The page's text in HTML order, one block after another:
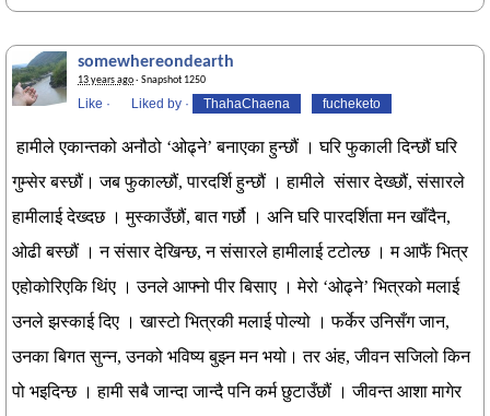
somewhereondearth
13 years ago· Snapshot 1250
Like · Liked by · ThahaChaena fucheketo
हामीले एकान्तको अनौठो ‘ओढ्ने’ बनाएका हुन्छौं । घरि फुकाली दिन्छौं घरि
गुम्सेर बस्छौं। जब फुकाल्छौं, पारदर्शि हुन्छौं । हामीले संसार देख्छौं, संसारले
हामीलाई देख्दछ । मुस्काउँछौं, बात गर्छौ । अनि घरि पारदर्शिता मन खाँदैन,
ओढी बस्छौं । न संसार देखिन्छ, न संसारले हामीलाई टटोल्छ । म आफैं भित्र
एहोकोरिएकि थिंए । उनले आफ्नो पीर बिसाए । मेरो ‘ओढ्ने’ भित्रको मलाई
उनले झस्काई दिए । खास्टो भित्रकी मलाई पोल्यो । फर्केर उनिसँग जान,
उनका बिगत सुन्न, उनको भविष्य बुझ्न मन भयो। तर अंह, जीवन सजिलो किन
पो भइदिन्छ । हामी सबै जान्दा जान्दै पनि कर्म छुटाउँछौं । जीवन्त आशा मागेर